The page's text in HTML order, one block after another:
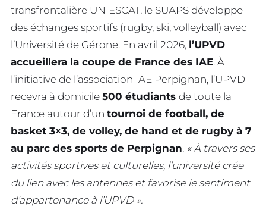
transfrontalière UNIESCAT, le SUAPS développe
des échanges sportifs (rugby, ski, volleyball) avec
l’Université de Gérone. En avril 2026, l’UPVD
accueillera la coupe de France des IAE. À
l’initiative de l’association IAE Perpignan, l’UPVD
recevra à domicile 500 étudiants de toute la
France autour d’un tournoi de football, de
basket 3×3, de volley, de hand et de rugby à 7
au parc des sports de Perpignan. « À travers ses
activités sportives et culturelles, l’université crée
du lien avec les antennes et favorise le sentiment
d’appartenance à l’UPVD ».